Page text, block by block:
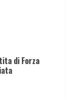
di Forza